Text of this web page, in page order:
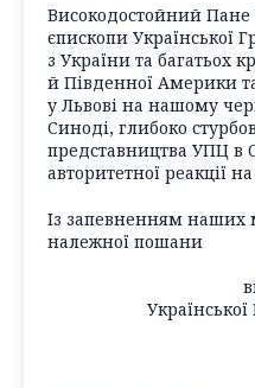
Високодостойний
єпископи Української
з України та багатьох
й Південної Америки та
у Львові на нашому
Синоді, глибоко
представництва УПЦ в
авторитетної реакції на
Із запевненням наших
належної пошани